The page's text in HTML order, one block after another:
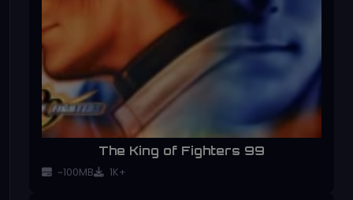
The King of Fighters 99
~100MB 1K+